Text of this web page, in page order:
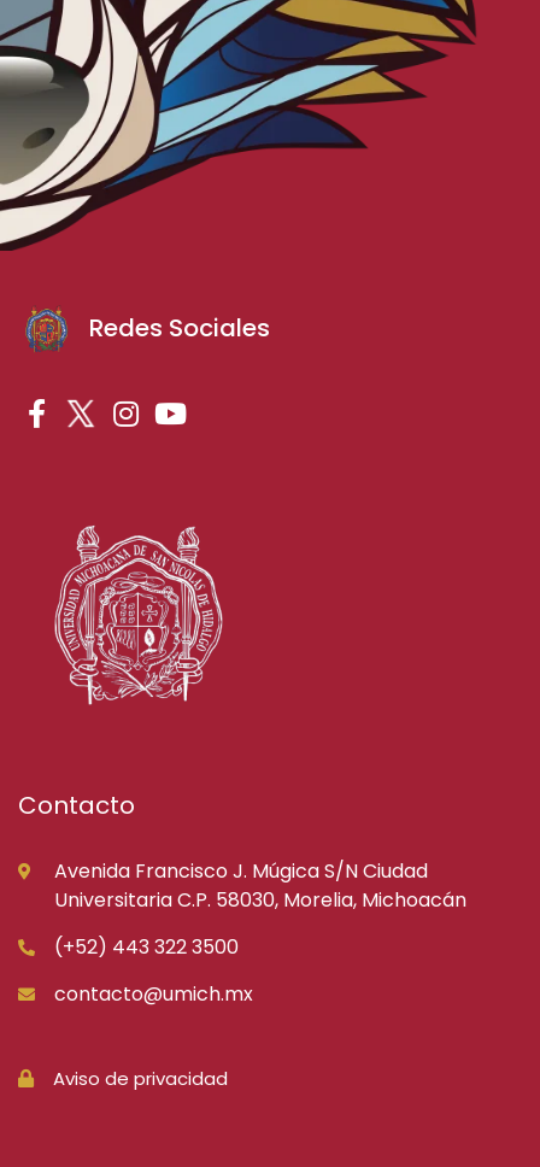
Redes Sociales
Contacto
Avenida Francisco J. Múgica S/N Ciudad
Universitaria C.P. 58030, Morelia, Michoacán
(+52) 443 322 3500
contacto@umich.mx
Aviso de privacidad